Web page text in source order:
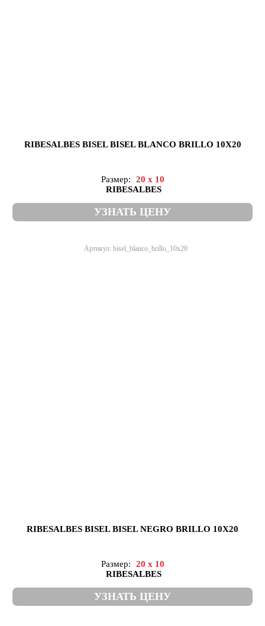
RIBESALBES BISEL BISEL BLANCO BRILLO 10X20
Размер:
20 x 10
RIBESALBES
УЗНАТЬ ЦЕНУ
Артикул: bisel_blanco_brillo_10x20
RIBESALBES BISEL BISEL NEGRO BRILLO 10X20
Размер:
20 x 10
RIBESALBES
УЗНАТЬ ЦЕНУ